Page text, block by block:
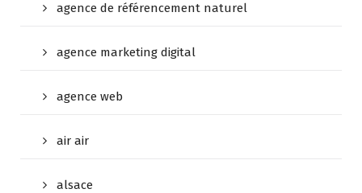
agence de référencement naturel
agence marketing digital
agence web
air air
alsace